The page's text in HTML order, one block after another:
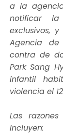
a la
notificar
exclusivos,
Agencia
contra de
Park Sang
infantil
violencia el
Las
incluyen: